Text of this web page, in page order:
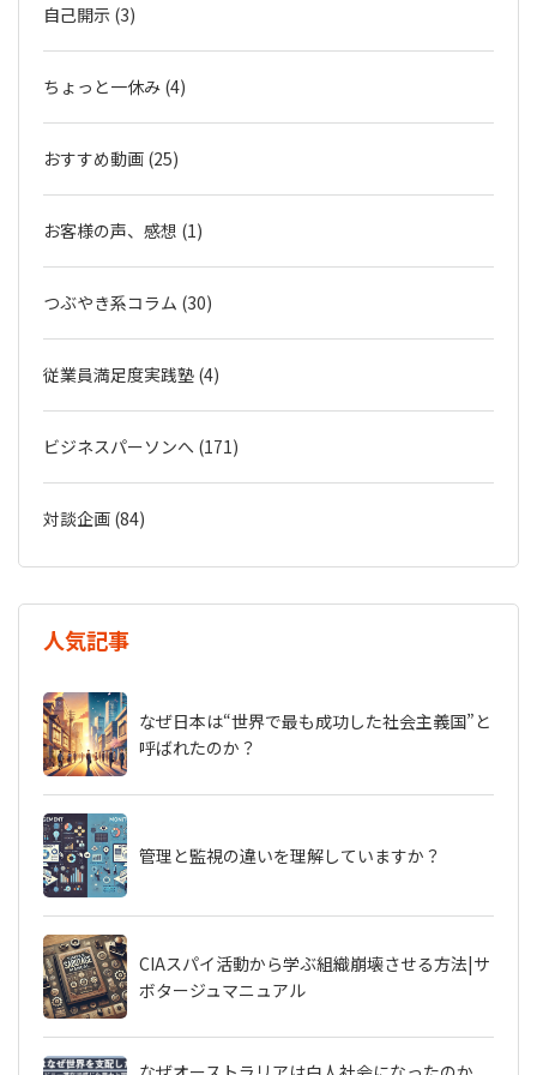
自己開示 (3)
ちょっと一休み (4)
おすすめ動画 (25)
お客様の声、感想 (1)
つぶやき系コラム (30)
従業員満足度実践塾 (4)
ビジネスパーソンへ (171)
対談企画 (84)
人気記事
なぜ日本は“世界で最も成功した社会主義国”と
呼ばれたのか？
管理と監視の違いを理解していますか？
CIAスパイ活動から学ぶ組織崩壊させる方法|サ
ボタージュマニュアル